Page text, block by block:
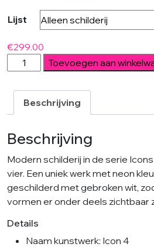
Lijst
€299.00
ICON
#8
Modern
schilderij
aantal
Toevoegen aan
Beschrijving
Beschrijving
Modern schilderij in de serie
vier. Een uniek werk met neon
geschilderd met gebroken wit,
vormen er onder deels zichtbaar
Details
Naam kunstwerk: Icon 4